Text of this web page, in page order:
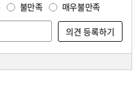
불만족 매우불만족